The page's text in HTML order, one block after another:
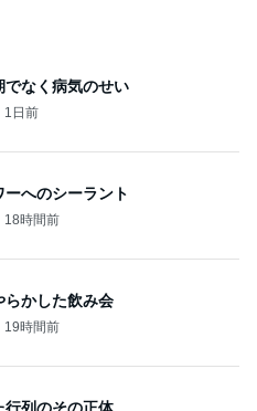
でなく病気のせい
1日前
へのシーラント
18時間前
らかした飲み会
19時間前
行列のその正体